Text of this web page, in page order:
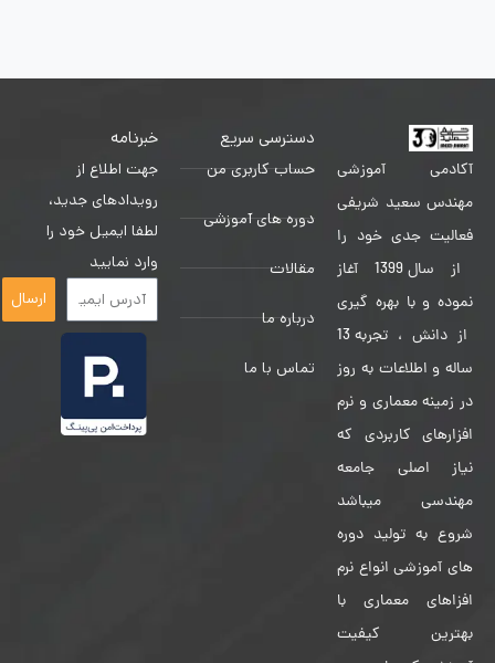
آکادمی آموزشی
مهندس سعید شریفی
فعالیت جدی خود را
از سال 1399 آغاز
نموده و با بهره گیری
از دانش ، تجربه 13
ساله و اطلاعات به روز
در زمینه معماری و نرم
افزارهای کاربردی که
نیاز اصلی جامعه
مهندسی میباشد
شروع به تولید دوره
های آموزشی انواع نرم
افزاهای معماری با
بهترین کیفیت
دسترسی سریع
حساب کاربری من
دوره های آموزشی
مقالات
درباره ما
تماس با ما
خبرنامه
جهت اطلاع از
رویدادهای جدید،
لطفا ایمیل خود را
وارد نمایید
ارسال